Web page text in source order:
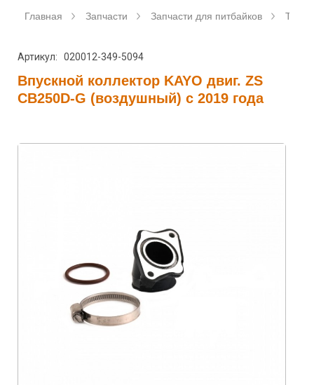
Главная Запчасти Запчасти для питбайков
Артикул: 020012-349-5094
Впускной коллектор KAYO двиг. ZS
CB250D-G (воздушный) с 2019 года